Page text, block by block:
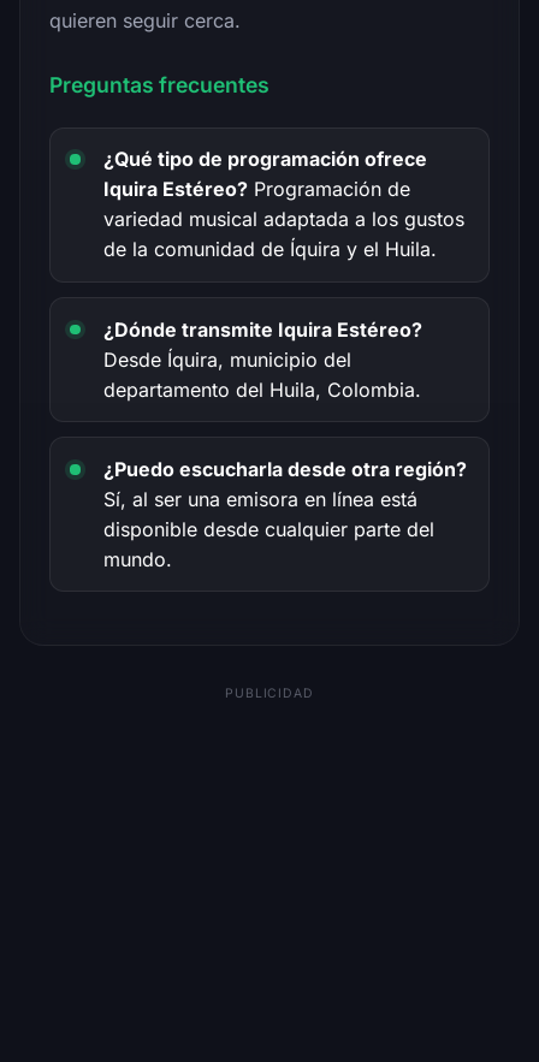
quieren seguir cerca.
Preguntas frecuentes
¿Qué tipo de programación ofrece
Iquira Estéreo? Programación de
variedad musical adaptada a los gustos
de la comunidad de Íquira y el Huila.
¿Dónde transmite Iquira Estéreo?
Desde Íquira, municipio del
departamento del Huila, Colombia.
¿Puedo escucharla desde otra región?
Sí, al ser una emisora en línea está
disponible desde cualquier parte del
mundo.
PUBLICIDAD